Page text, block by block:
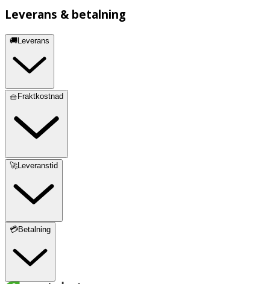
Leverans & betalning
🚚Leverans
🧺Fraktkostnad
🚀Leveranstid
💳Betalning